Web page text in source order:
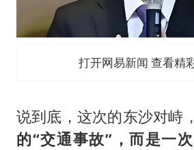
打开网易新闻 查看精
说到底，这次的东沙对峙，
的“交通事故”，而是一次